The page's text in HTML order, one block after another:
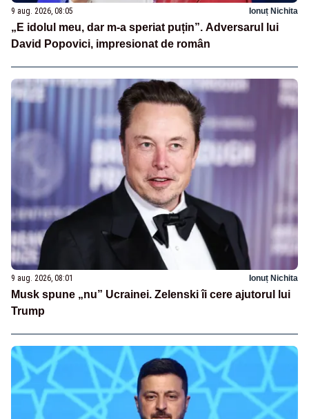
9 aug. 2026, 08:05 Ionuț Nichita
„E idolul meu, dar m-a speriat puțin”. Adversarul lui
David Popovici, impresionat de român
9 aug. 2026, 08:01 Ionuț Nichita
Musk spune „nu” Ucrainei. Zelenski îi cere ajutorul lui
Trump